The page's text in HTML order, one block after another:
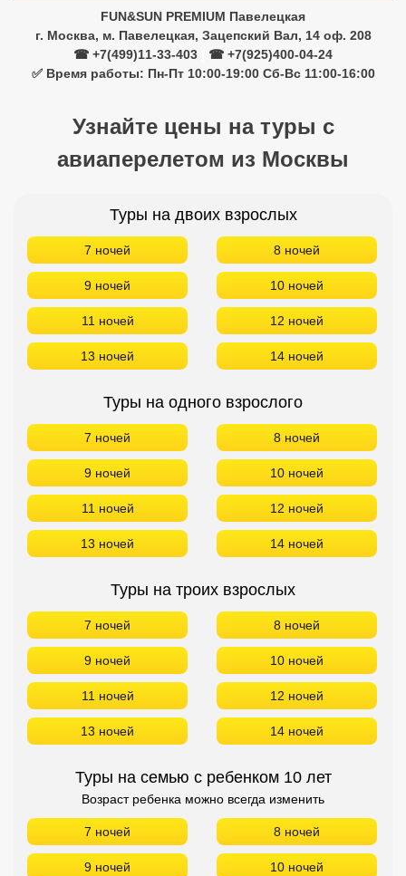
FUN&SUN PREMIUM Павелецкая
г. Москва, м. Павелецкая, Зацепский Вал, 14 оф. 208
☎ +7(499)11-33-403
☎ +7(925)400-04-24
✅ Время работы: Пн-Пт 10:00-19:00 Сб-Вс 11:00-16:00
Узнайте цены на туры с
авиаперелетом из Москвы
Туры на двоих взрослых
7 ночей 8 ночей
9 ночей 10 ночей
11 ночей 12 ночей
13 ночей 14 ночей
Туры на одного взрослого
7 ночей 8 ночей
9 ночей 10 ночей
11 ночей 12 ночей
13 ночей 14 ночей
Туры на троих взрослых
7 ночей 8 ночей
9 ночей 10 ночей
11 ночей 12 ночей
13 ночей 14 ночей
Туры на семью с ребенком 10 лет
Возраст ребенка можно всегда изменить
7 ночей 8 ночей
9 ночей 10 ночей
Сетевые отели Таиланда
Сетевые отели Шри Ланки
Сетевые отели Вьетнама
Сетевые отели Бали
Сетевые отели Сейшел
Сетевые отели Маврикия